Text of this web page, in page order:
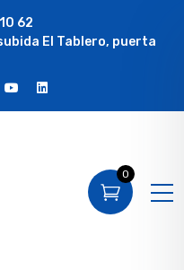
62
El Tablero, puerta
0